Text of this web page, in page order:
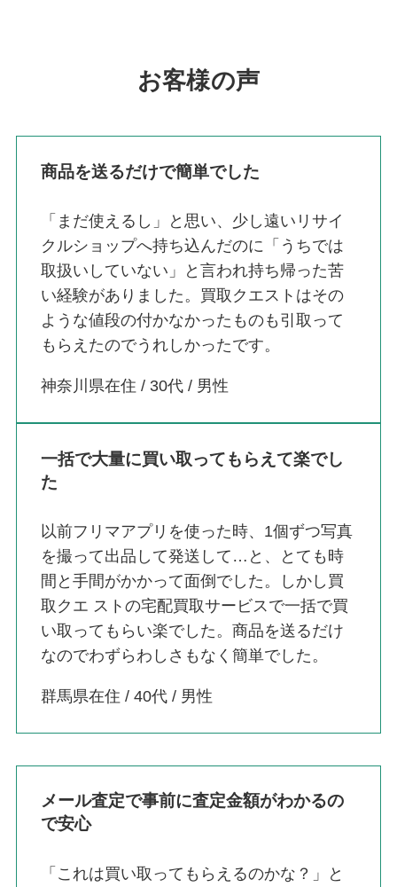
お客様の声
商品を送るだけで簡単でした
「まだ使えるし」と思い、少し遠いリサイ
クルショップへ持ち込んだのに「うちでは
取扱いしていない」と言われ持ち帰った苦
い経験がありました。買取クエストはその
ような値段の付かなかったものも引取って
もらえたのでうれしかったです。
神奈川県在住 / 30代 / 男性
一括で大量に買い取ってもらえて楽でし
た
以前フリマアプリを使った時、1個ずつ写真
を撮って出品して発送して…と、とても時
間と手間がかかって面倒でした。しかし買
取クエ ストの宅配買取サービスで一括で買
い取ってもらい楽でした。商品を送るだけ
なのでわずらわしさもなく簡単でした。
群馬県在住 / 40代 / 男性
メール査定で事前に査定金額がわかるの
で安心
「これは買い取ってもらえるのかな？」と